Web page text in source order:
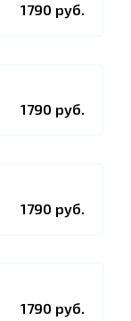
1790 руб.
1790 руб.
1790 руб.
1790 руб.